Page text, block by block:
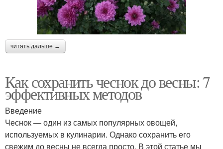
читать дальше →
Как сохранить чеснок до весны: 7
эффективных методов
Введение
Чеснок — один из самых популярных овощей,
используемых в кулинарии. Однако сохранить его
свежим до весны не всегда просто. В этой статье мы